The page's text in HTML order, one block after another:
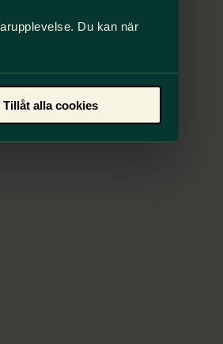
Du kan när
Tillåt alla cookies